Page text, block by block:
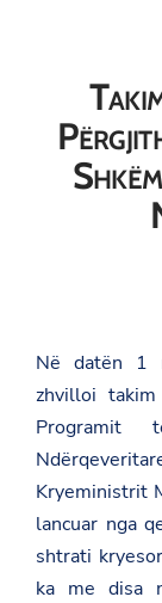
Në datën 1
zhvilloi
Programit
Kryeministrit
lancuar nga
shtrati
ka me disa